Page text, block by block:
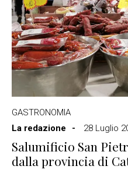
GASTRONOMIA
La redazione
28 Luglio
Salumificio San
dalla provincia di